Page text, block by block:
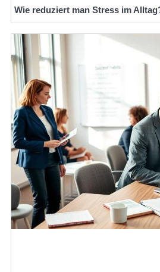
Wie reduziert man Stress im